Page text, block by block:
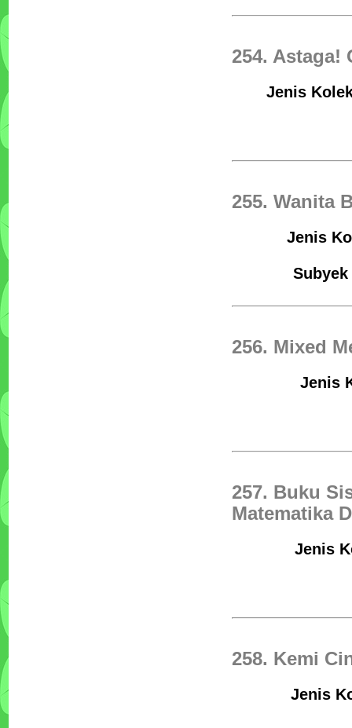
254. Astaga!
Jenis
255. Wanita
Jenis
256. Mixed
Jenis
257. Buku
Matematika
Jenis
258. Kemi
Jenis